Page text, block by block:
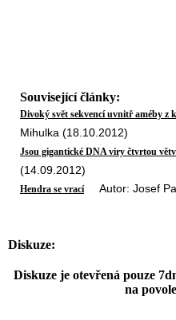
Související články:
Divoký svět sekvencí uvnitř améby z
Mihulka (18.10.2012)
Jsou gigantické DNA viry čtvrtou
(14.09.2012)
Hendra se vracíAutor: Josef
Diskuze:
Diskuze je otevřená pouze
na